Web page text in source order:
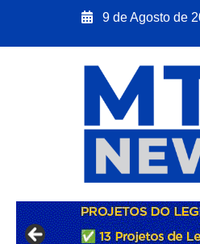
9 de Agosto de